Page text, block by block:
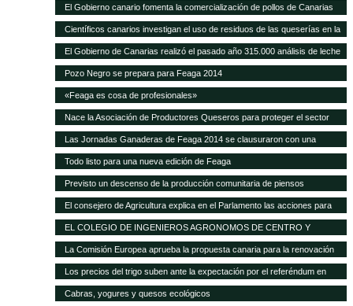
El Gobierno canario fomenta la comercialización de pollos de Canarias
Científicos canarios investigan el uso de residuos de las queserías en la
alimentación de ganado caprino
El Gobierno de Canarias realizó el pasado año 315.000 análisis de leche
y quesos de las Islas
Pozo Negro se prepara para Feaga 2014
«Feaga es cosa de profesionales»
Nace la Asociación de Productores Queseros para proteger el sector
Las Jornadas Ganaderas de Feaga 2014 se clausuraron con una
reivindicación al respeto del reglamento europeo sobre el POSEI
Todo listo para una nueva edición de Feaga
Previsto un descenso de la producción comunitaria de piensos
compuestos en 2014
El consejero de Agricultura explica en el Parlamento las acciones para
mejorar la situación de la ganadería canaria
EL COLEGIO DE INGENIEROS AGRONOMOS DE CENTRO Y
CANARIAS ofrece una sesión gratuita sobre Bioseguridad y gestión de
las explotaciones en ganadería
La Comisión Europea aprueba la propuesta canaria para la renovación
del AIEM
Los precios del trigo suben ante la expectación por el referéndum en
Crimea
Cabras, yogures y quesos ecológicos